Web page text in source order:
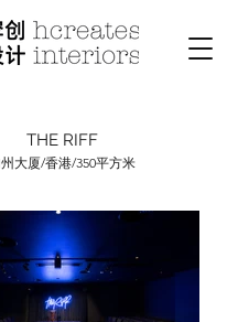
THE RIFF
大厦/香港/350平方米